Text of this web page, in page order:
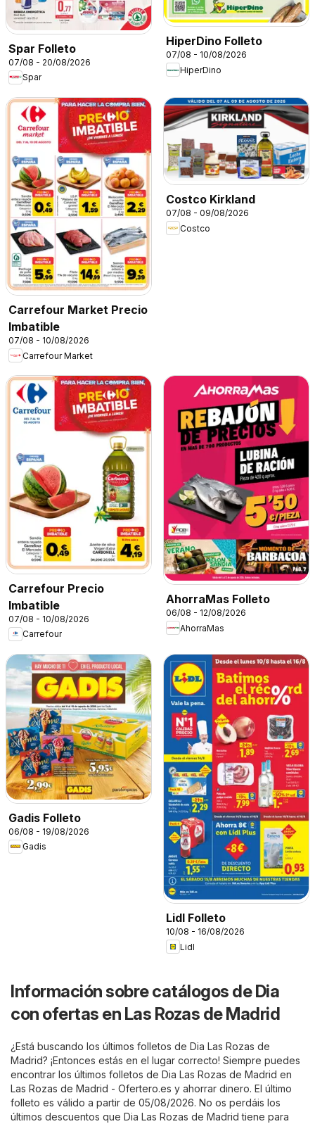
Spar Folleto
07/08 - 20/08/2026
Spar
HiperDino Folleto
07/08 - 10/08/2026
HiperDino
Carrefour Market Precio
Imbatible
07/08 - 10/08/2026
Carrefour Market
Costco Kirkland
07/08 - 09/08/2026
Costco
Carrefour Precio
Imbatible
07/08 - 10/08/2026
Carrefour
AhorraMas Folleto
06/08 - 12/08/2026
AhorraMas
Gadis Folleto
06/08 - 19/08/2026
Gadis
Lidl Folleto
10/08 - 16/08/2026
Lidl
Información sobre catálogos de Dia
con ofertas en Las Rozas de Madrid
¿Está buscando los últimos folletos de Dia Las Rozas de
Madrid? ¡Entonces estás en el lugar correcto! Siempre puedes
encontrar los últimos folletos de Dia Las Rozas de Madrid en
Las Rozas de Madrid - Ofertero.es y ahorrar dinero. El último
folleto es válido a partir de 05/08/2026. No os perdáis los
últimos descuentos que Dia Las Rozas de Madrid tiene para